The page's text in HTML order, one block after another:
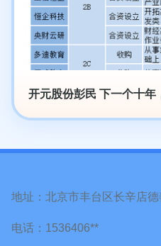
开元股份彭民 下一个十
地址：北京市丰台区长辛店
电话：1536406**